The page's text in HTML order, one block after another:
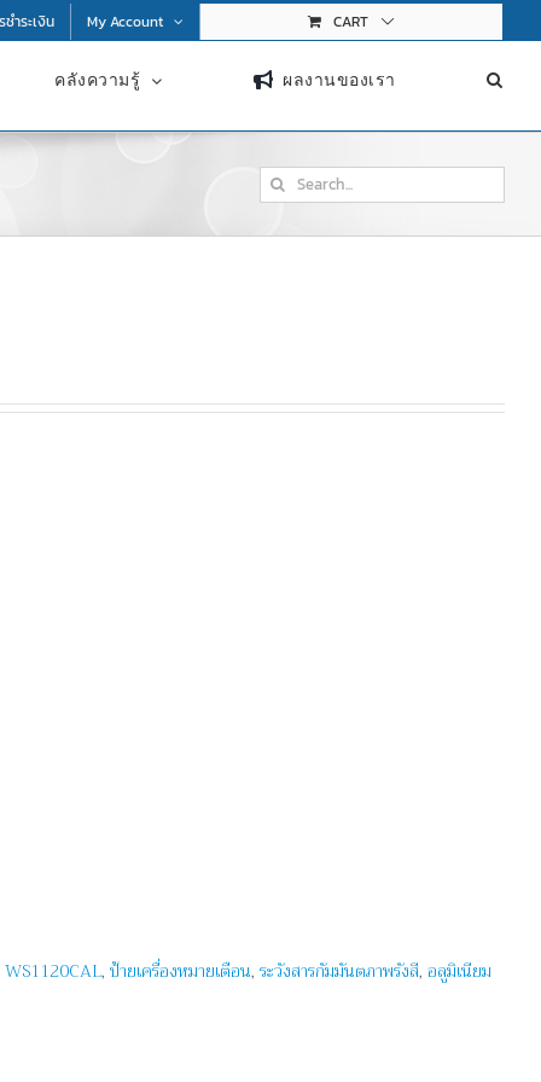
ำระเงิน My Account CART
คลังความรู้ ผลงานของเรา
Search
for:
WS1120CAL, ป้ายเครื่องหมายเตือน, ระวังสารกัมมันตภาพรังสี, อลูมิเนียม